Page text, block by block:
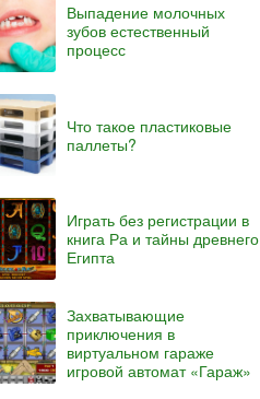
Выпадение молочных
зубов естественный
процесс
Что такое пластиковые
паллеты?
Играть без регистрации в
книга Ра и тайны древнего
Египта
Захватывающие
приключения в
виртуальном гараже
игровой автомат «Гараж»